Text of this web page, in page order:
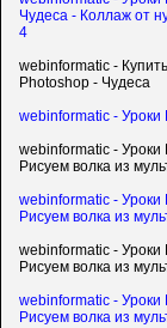
Чудеса - Коллаж от
4
webinformatic -
Photoshop - Чудеса
webinformatic - Уроки
webinformatic - Уроки
Рисуем волка из
webinformatic - Уроки
Рисуем волка из
webinformatic - Уроки
Рисуем волка из
webinformatic - Уроки
Рисуем волка из